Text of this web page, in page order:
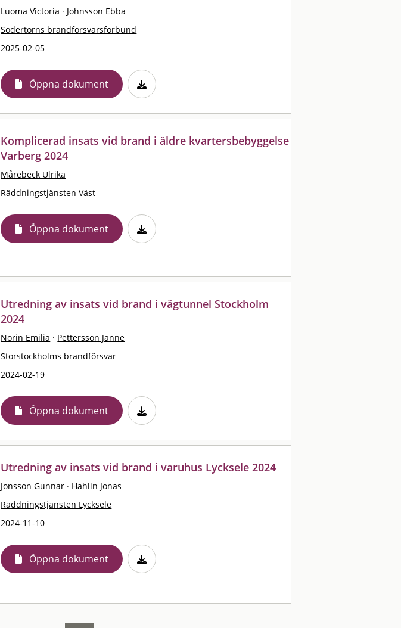
Luoma Victoria · Johnsson Ebba
Södertörns brandförsvarsförbund
2025-02-05
Öppna dokument
Komplicerad insats vid brand i äldre kvartersbebyggelse
Varberg 2024
Mårebeck Ulrika
Räddningstjänsten Väst
Öppna dokument
Utredning av insats vid brand i vägtunnel Stockholm
2024
Norin Emilia · Pettersson Janne
Storstockholms brandförsvar
2024-02-19
Öppna dokument
Utredning av insats vid brand i varuhus Lycksele 2024
Jonsson Gunnar · Hahlin Jonas
Räddningstjänsten Lycksele
2024-11-10
Öppna dokument